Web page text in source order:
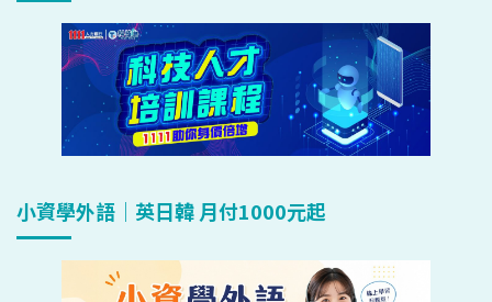
小資學外語｜英日韓 月付1000元起